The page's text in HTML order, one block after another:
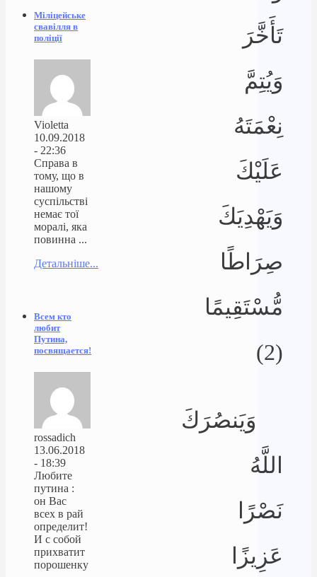
تَأَخَّرَ
وَيُتِمَّ
نِعْمَتَهُ
عَلَيْكَ
وَيَهْدِيَكَ
صِرَاطًا
مُّسْتَقِيمًا
(2)
وَيَنصُرَكَ
اللَّهُ
نَصْرًا
عَزِيزًا
Міліцейське
свавілля в
поліції
Violetta
10.09.2018
- 22:36
Справа в
тому, що в
нашому
суспільстві
немає тої
моралі, яка
повинна ...
Детальніше...
Всем кто
любит
Путина,
посвящается!
rossadich
13.06.2018
- 18:39
Любите
путина :
он Вас
всех в рай
определит!
И с собой
прихватит
порошенку